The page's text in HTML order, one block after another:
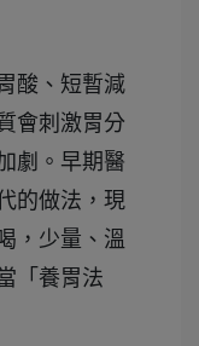
酸、短暫減
會刺激胃分
劇。早期醫
的做法，現
，少量、溫
「養胃法